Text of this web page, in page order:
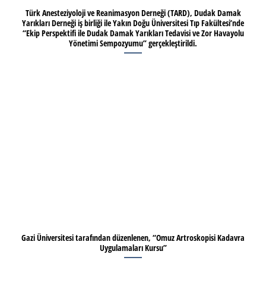
Türk Anesteziyoloji ve Reanimasyon Derneği (TARD), Dudak Damak
Yarıkları Derneği iş birliği ile Yakın Doğu Üniversitesi Tıp Fakültesi’nde
“Ekip Perspektifi ile Dudak Damak Yarıkları Tedavisi ve Zor Havayolu
Yönetimi Sempozyumu” gerçekleştirildi.
Gazi Üniversitesi tarafından düzenlenen, “Omuz Artroskopisi Kadavra
Uygulamaları Kursu”